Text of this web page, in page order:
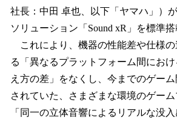
込
み
中
で
す
社長：中田 卓也、以下「ヤマハ」）
ソリューション「Sound xR」を標準搭
これにより、機器の性能差や仕様の
る「異なるプラットフォーム間にお
え方の差」をなくし、今までのゲー
されていた、さまざまな環境のゲー
「同一の立体音響によるリアルな没